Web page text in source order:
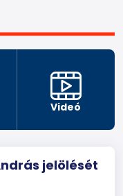
Videó
jelölését